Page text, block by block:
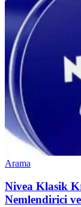
Arama
Nivea Klasik
Nemlendirici